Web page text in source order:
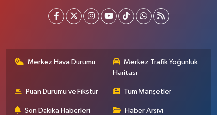
Merkez Hava Durumu
Merkez Trafik Yoğunluk
Haritası
Puan Durumu ve Fikstür Tüm Manşetler
Son Dakika Haberleri Haber Arşivi